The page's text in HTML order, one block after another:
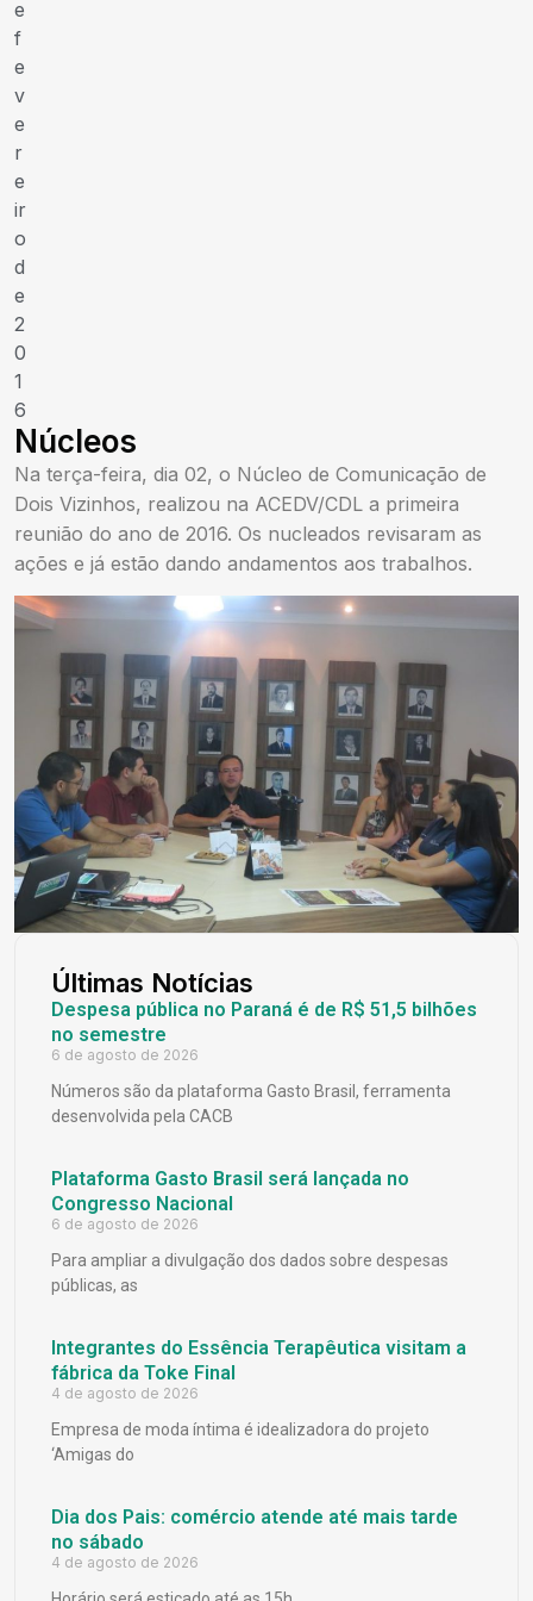
e
f
e
v
e
r
e
ir
o
d
e
2
0
1
6
Núcleos
Na terça-feira, dia 02, o Núcleo de Comunicação de
Dois Vizinhos, realizou na ACEDV/CDL a primeira
reunião do ano de 2016. Os nucleados revisaram as
ações e já estão dando andamentos aos trabalhos.
Últimas Notícias
Despesa pública no Paraná é de R$ 51,5 bilhões
no semestre
6 de agosto de 2026
Números são da plataforma Gasto Brasil, ferramenta
desenvolvida pela CACB
Plataforma Gasto Brasil será lançada no
Congresso Nacional
6 de agosto de 2026
Para ampliar a divulgação dos dados sobre despesas
públicas, as
Integrantes do Essência Terapêutica visitam a
fábrica da Toke Final
4 de agosto de 2026
Empresa de moda íntima é idealizadora do projeto
‘Amigas do
Dia dos Pais: comércio atende até mais tarde
no sábado
4 de agosto de 2026